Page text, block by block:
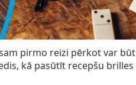
pirmo reizi pērkot var būt
kā pasūtīt recepšu brilles